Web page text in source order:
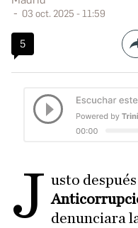
03 oct. 2025 - 11:59
5
J usto
denunciara